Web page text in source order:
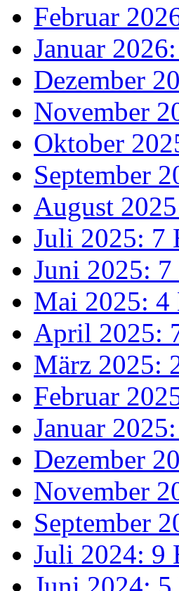
Februar
Januar
Dezember
November
Oktober
September
August
Juli 2025: 7
Juni 2025: 7
Mai 2025: 4
April 2025:
März 2025:
Februar
Januar
Dezember
November
September
Juli 2024: 9